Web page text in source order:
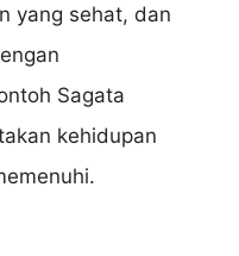
yang sehat, dan
Sagata
kehidupan